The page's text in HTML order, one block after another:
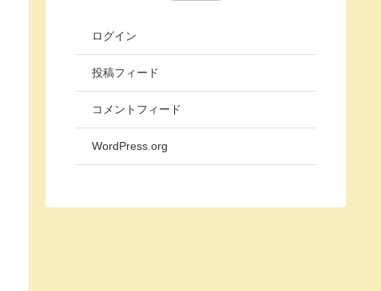
ログイン
投稿フィード
コメントフィード
WordPress.org